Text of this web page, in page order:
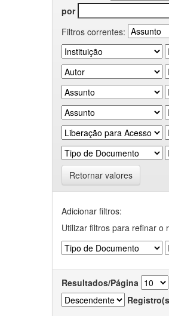
por
Filtros correntes:
Retornar valores
Adicionar filtros:
Utilizar filtros para refinar o
Resultados/Página